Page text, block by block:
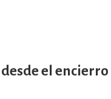
el encierro